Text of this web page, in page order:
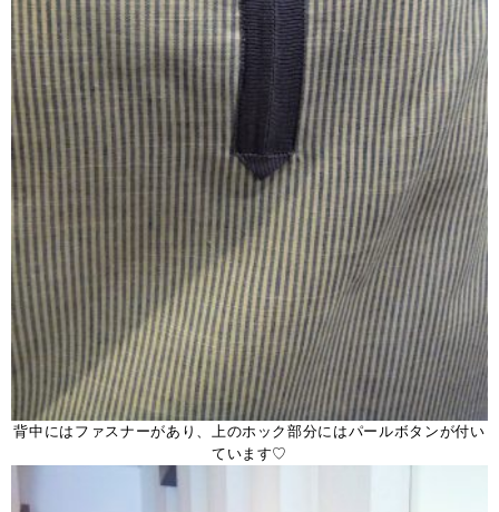
背中にはファスナーがあり、上のホック部分にはパールボタンが付い
ています♡